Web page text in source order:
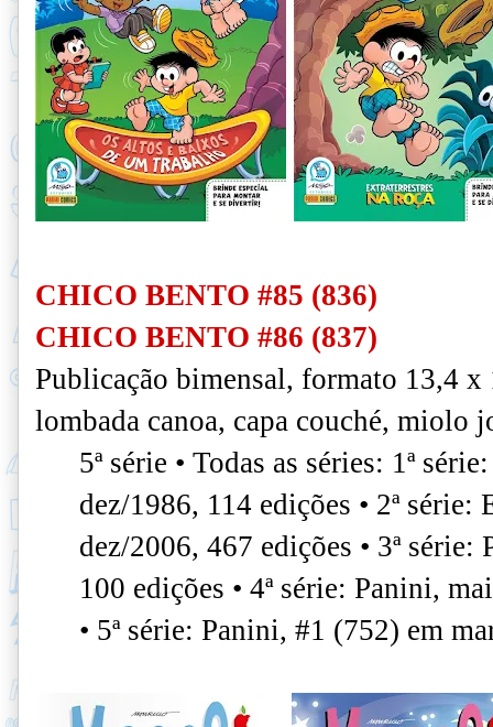
CHICO BENTO #85 (836)
CHICO BENTO #86 (837)
Publicação bimensal, formato 13,4 x
lombada canoa, capa couché, miolo
5ª série • Todas as séries: 1ª
dez/1986, 114 edições • 2ª
dez/2006, 467 edições • 3ª
100 edições • 4ª série: Panini,
• 5ª série: Panini, #1 (752) em